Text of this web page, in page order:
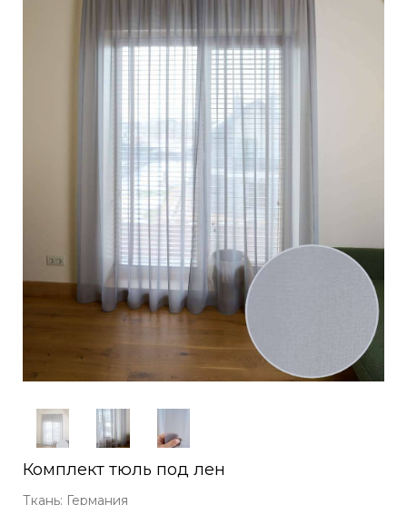
Комплект тюль под лен
Ткань: Германия